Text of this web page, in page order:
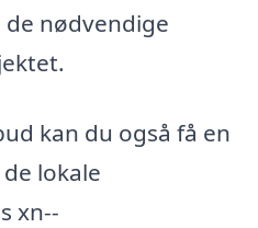
nødvendige
kan du også få en
lokale
xn--